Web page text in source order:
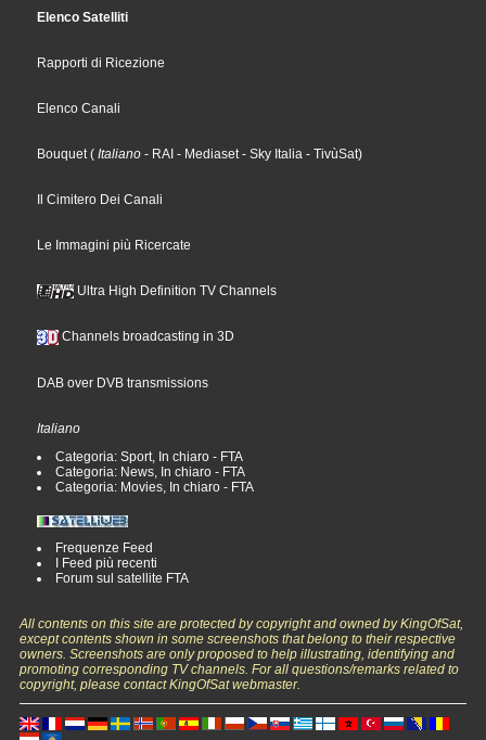
Elenco Satelliti
Rapporti di Ricezione
Elenco Canali
Bouquet( Italiano - RAI - Mediaset- Sky Italia - TivùSat)
Il Cimitero Dei Canali
Le Immagini più Ricercate
Ultra High Definition TV Channels
Channels broadcasting in 3D
DAB over DVB transmissions
Italiano
Categoria: Sport, In chiaro - FTA
Categoria: News, In chiaro - FTA
Categoria: Movies, In chiaro - FTA
Frequenze Feed
I Feed più recenti
Forum sul satellite FTA
All contents on this site are protected by copyright and owned by KingOfSat,
except contents shown in some screenshots that belong to their respective
owners. Screenshots are only proposed to help illustrating, identifying and
promoting corresponding TV channels. For all questions/remarks related to
copyright, please contact KingOfSat webmaster.